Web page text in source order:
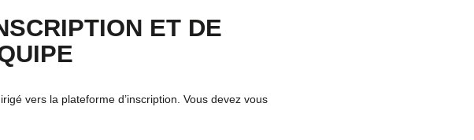
ET DE
vers la plateforme d’inscription. Vous devez vous